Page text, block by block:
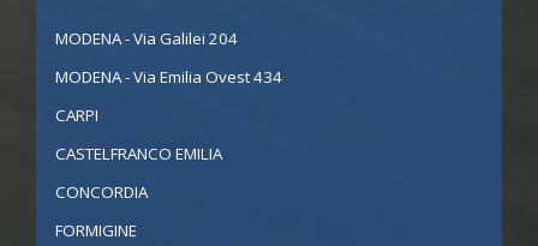
MODENA - Via Galilei 204
MODENA - Via Emilia Ovest 434
CARPI
CASTELFRANCO EMILIA
CONCORDIA
FORMIGINE